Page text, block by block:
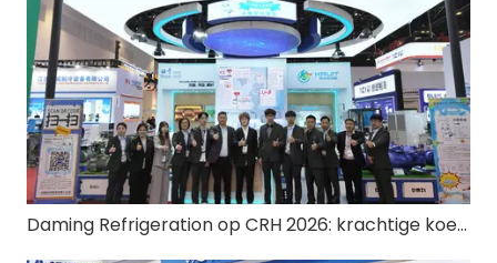
Daming Refrigeration op CRH 2026: krachtige koeling, klaar voor koolstofvrij